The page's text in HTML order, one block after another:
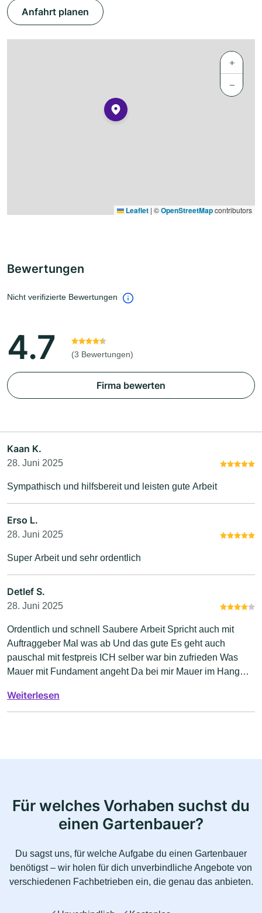
Anfahrt planen
+
−
Leaflet | ©OpenStreetMapcontributors
Bewertungen
Nicht verifizierte Bewertungen
4.7 (3 Bewertungen)
Firma bewerten
Kaan K.
28. Juni 2025
Sympathisch und hilfsbereit und leisten gute Arbeit
Erso L.
28. Juni 2025
Super Arbeit und sehr ordentlich
Detlef S.
28. Juni 2025
Ordentlich und schnell Saubere Arbeit Spricht auch mit
Auftraggeber Mal was ab Und das gute Es geht auch
pauschal mit festpreis ICH selber war bin zufrieden Was
Mauer mit Fundament angeht Da bei mir Mauer im Hang
Weiterlesen
Für welches Vorhaben suchst du
einen Gartenbauer?
Du sagst uns, für welche Aufgabe du einen Gartenbauer
benötigst – wir holen für dich unverbindliche Angebote von
verschiedenen Fachbetrieben ein, die genau das anbieten.